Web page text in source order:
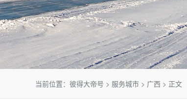
当前位置： 彼得大帝号 > 服务城市 > 广西 > 正文